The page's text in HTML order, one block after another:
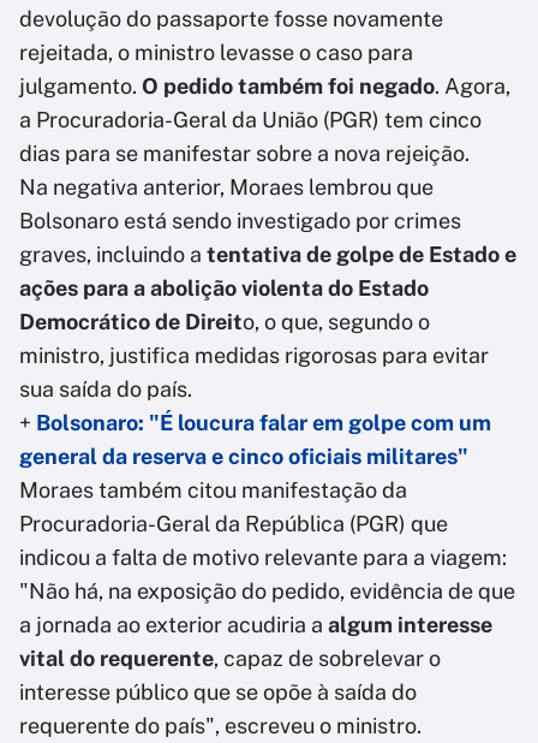
devolução do passaporte fosse novamente
rejeitada, o ministro levasse o caso para
julgamento. O pedido também foi negado. Agora,
a Procuradoria-Geral da União (PGR) tem cinco
dias para se manifestar sobre a nova rejeição.
Na negativa anterior, Moraes lembrou que
Bolsonaro está sendo investigado por crimes
graves, incluindo a tentativa de golpe de Estado e
ações para a abolição violenta do Estado
Democrático de Direito, o que, segundo o
ministro, justifica medidas rigorosas para evitar
sua saída do país.
+ Bolsonaro: "É loucura falar em golpe com um
general da reserva e cinco oficiais militares"
Moraes também citou manifestação da
Procuradoria-Geral da República (PGR) que
indicou a falta de motivo relevante para a viagem:
"Não há, na exposição do pedido, evidência de que
a jornada ao exterior acudiria a algum interesse
vital do requerente, capaz de sobrelevar o
interesse público que se opõe à saída do
requerente do país", escreveu o ministro.